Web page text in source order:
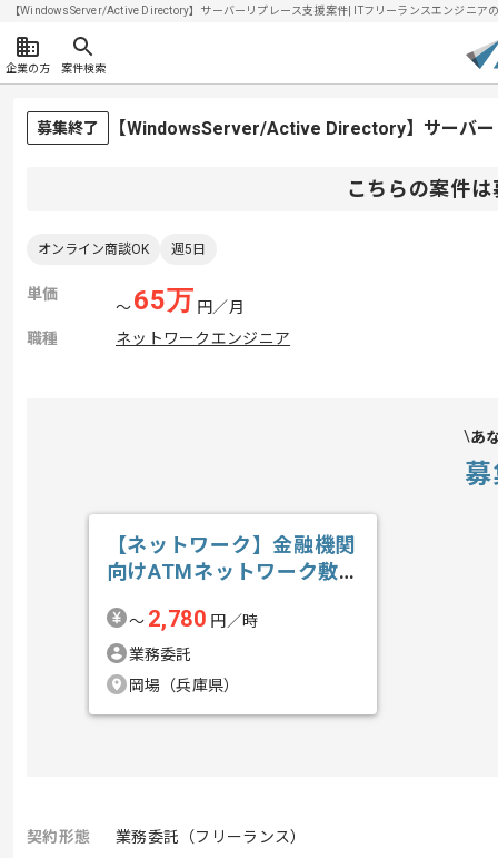
【WindowsServer/Active Directory】サーバーリプレース支援案件| ITフリーランスエンジニ
企業の方 案件検索
募集終了 【WindowsServer/Active Directory】サーバ
こちらの案件
オンライン商談OK 週5日
単価
〜65万 円／月
職種
ネットワークエンジニア
あ
【ネットワーク】金融機関
向けATMネットワーク敷
〜 2,780 円／時
業務委託
岡場（兵庫県）
契約形態
業務委託（フリーランス）